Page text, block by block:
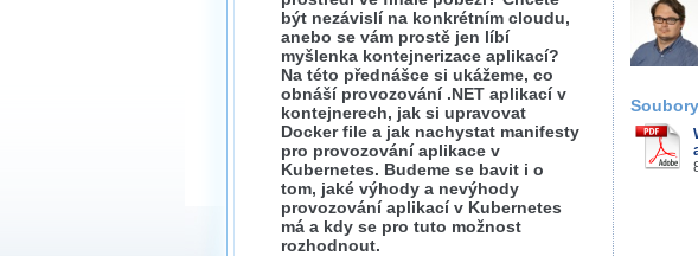
být nezávislí na konkrétním cloudu,
anebo se vám prostě jen líbí
myšlenka kontejnerizace aplikací?
Na této přednášce si ukážeme, co
obnáší provozování .NET aplikací v
kontejnerech, jak si upravovat
Docker file a jak nachystat manifesty
pro provozování aplikace v
Kubernetes. Budeme se bavit i o
tom, jaké výhody a nevýhody
provozování aplikací v Kubernetes
má a kdy se pro tuto možnost
rozhodnout.